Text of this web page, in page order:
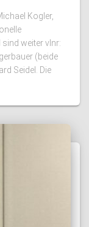
Kogler,
weiter vlnr:
(beide
Seidel. Die